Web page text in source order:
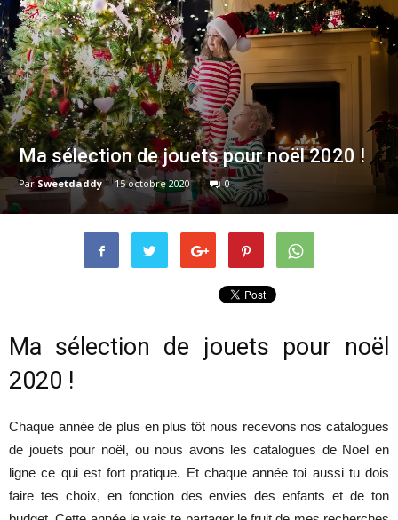
Ma sélection de jouets pour noël 2020 !
Par Sweetdaddy - 15 octobre 2020 0
Ma sélection de jouets pour noël
2020 !
Chaque année de plus en plus tôt nous recevons nos catalogues
de jouets pour noël, ou nous avons les catalogues de Noel en
ligne ce qui est fort pratique. Et chaque année toi aussi tu dois
faire tes choix, en fonction des envies des enfants et de ton